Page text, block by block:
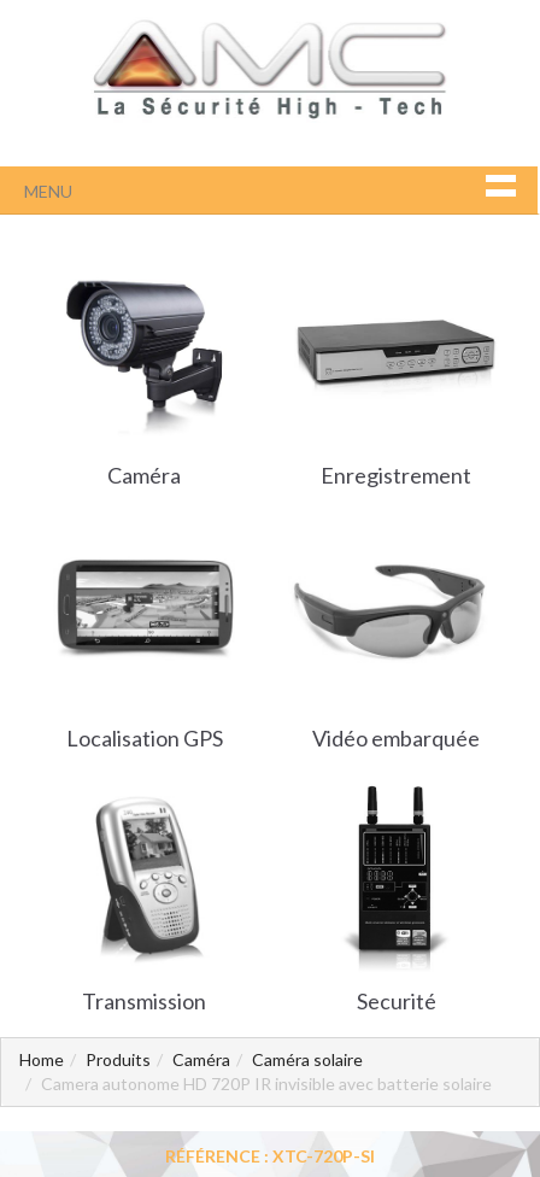
MENU
Caméra Enregistrement
Localisation GPS Vidéo embarquée
Transmission Securité
Home Produits Caméra
Caméra solaire
Camera autonome HD 720P IR invisible avec batterie solaire
RÉFÉRENCE : XTC-720P-SI